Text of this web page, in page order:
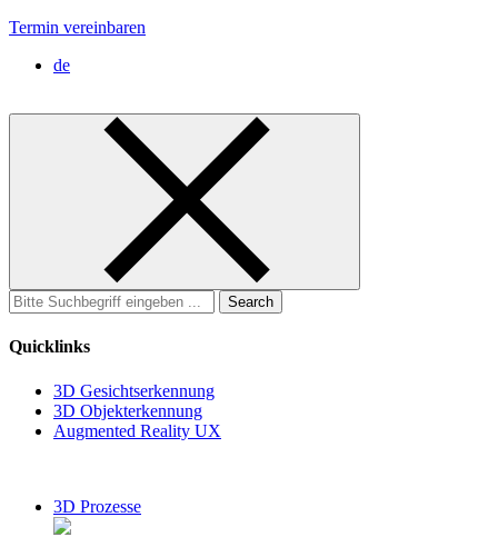
Termin vereinbaren
de
Search
for:
Quicklinks
3D Gesichtserkennung
3D Objekterkennung
Augmented Reality UX
3D Prozesse